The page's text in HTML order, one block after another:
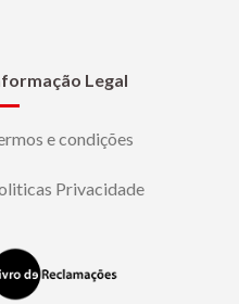
Legal
e condições
Privacidade